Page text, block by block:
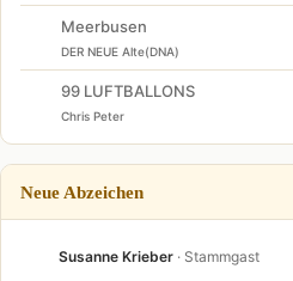
Meerbusen
DER NEUE Alte(DNA)
99 LUFTBALLONS
Chris Peter
Neue Abzeichen
Susanne Krieber · Stammgast